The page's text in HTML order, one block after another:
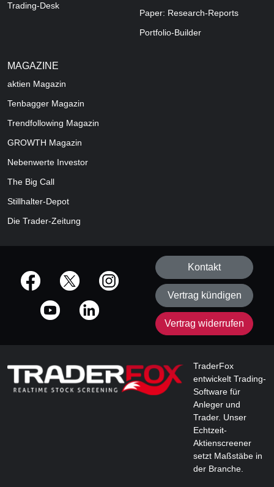
Trading-Desk
Paper: Research-Reports
Portfolio-Builder
MAGAZINE
aktien Magazin
Tenbagger Magazin
Trendfollowing Magazin
GROWTH Magazin
Nebenwerte Investor
The Big Call
Stillhalter-Depot
Die Trader-Zeitung
offizielle Social Media-Accounts
Kontakt
Vertrag kündigen
Vertrag widerrufen
TraderFox
entwickelt Trading-
Software für
Anleger und
Trader. Unser
Echtzeit-
Aktienscreener
setzt Maßstäbe in
der Branche.